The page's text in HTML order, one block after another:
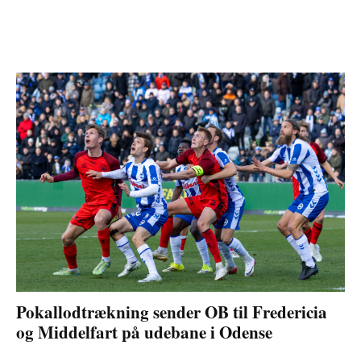
Pokallodtrækning sender OB til Fredericia
og Middelfart på udebane i Odense